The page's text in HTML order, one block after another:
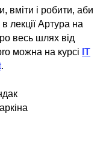
вміти і робити, аби
лекції Артура на
весь шлях від
можна на курсі IT
.